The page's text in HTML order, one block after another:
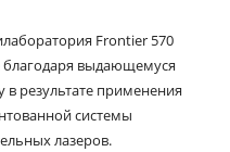
Frontier 570
благодаря выдающемуся
в результате применения
системы
лазеров.